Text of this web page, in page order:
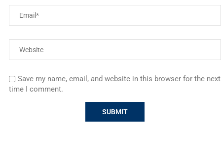
Save my name, email, and website in this browser for the next
time I comment.